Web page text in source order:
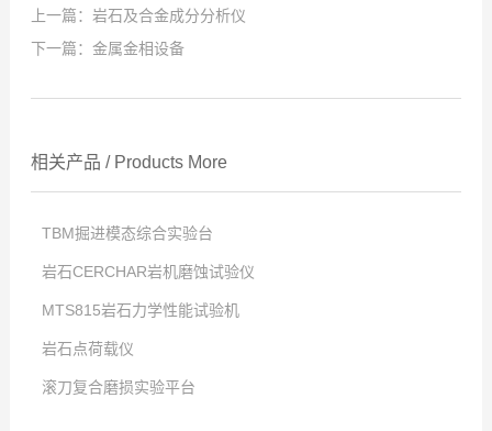
上一篇：岩石及合金成分分析仪
下一篇：金属金相设备
相关产品 / Products More
TBM掘进模态综合实验台
点击次数:
2025 -12 -23
岩石CERCHAR岩机磨蚀试验仪
点击次数:
2025 -12 -23
MTS815岩石力学性能试验机
点击次数:
2019 -07 -24
岩石点荷载仪
点击次数:
滚刀复合磨损实验平台